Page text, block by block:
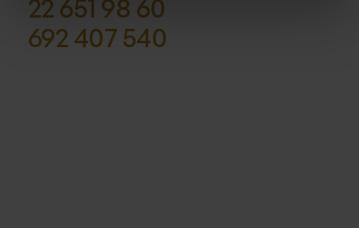
22 651 98 60
692 407 540